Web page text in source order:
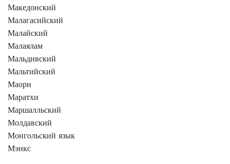
Македонский
Малагасийский
Малайский
Малаялам
Мальдивский
Мальтийский
Маори
Маратхи
Маршалльский
Молдавский
Монгольский язык
Мэнкс